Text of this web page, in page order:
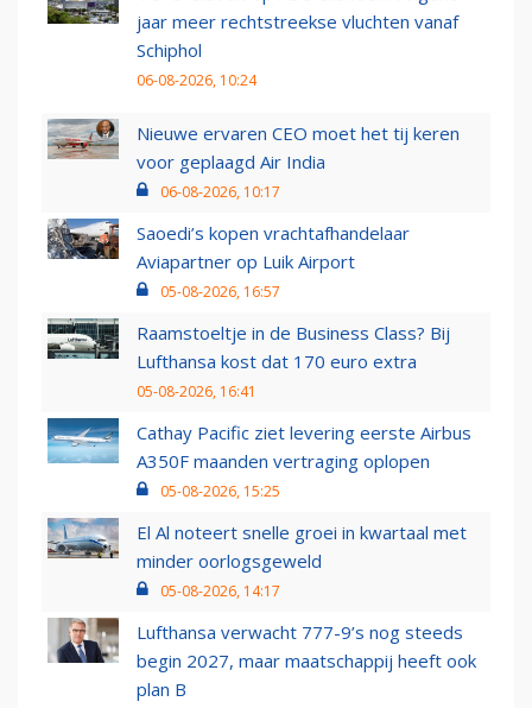
jaar meer rechtstreekse vluchten vanaf
Schiphol
06-08-2026, 10:24
Nieuwe ervaren CEO moet het tij keren
voor geplaagd Air India
06-08-2026, 10:17
Saoedi’s kopen vrachtafhandelaar
Aviapartner op Luik Airport
05-08-2026, 16:57
Raamstoeltje in de Business Class? Bij
Lufthansa kost dat 170 euro extra
05-08-2026, 16:41
Cathay Pacific ziet levering eerste Airbus
A350F maanden vertraging oplopen
05-08-2026, 15:25
El Al noteert snelle groei in kwartaal met
minder oorlogsgeweld
05-08-2026, 14:17
Lufthansa verwacht 777-9’s nog steeds
begin 2027, maar maatschappij heeft ook
plan B